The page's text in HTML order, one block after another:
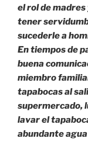
el rol de madres
tener
sucederle a
En tiempos de
buena
miembro
tapabocas al
supermercado,
lavar el
abundante